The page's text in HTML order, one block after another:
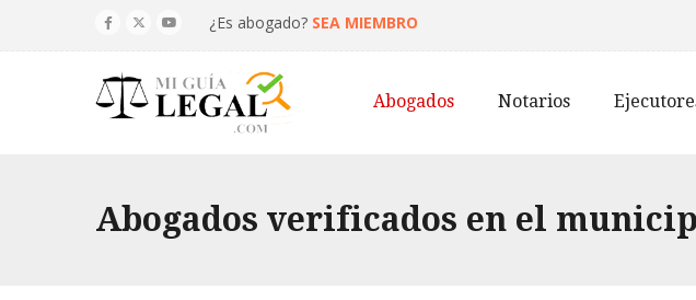
¿Es abogado? SEA MIEMBRO
Abogados Notarios
Abogados verificados en el